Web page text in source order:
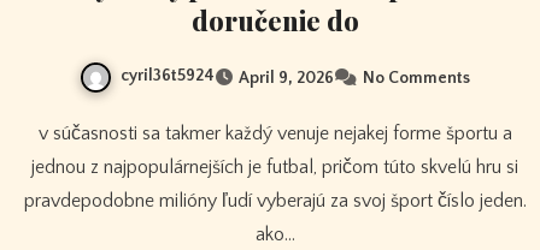
doručenie do
cyril36t5924 April 9, 2026 No Comments
v súčasnosti sa takmer každý venuje nejakej forme športu a
jednou z najpopulárnejších je futbal, pričom túto skvelú hru si
pravdepodobne milióny ľudí vyberajú za svoj šport číslo jeden.
ako…